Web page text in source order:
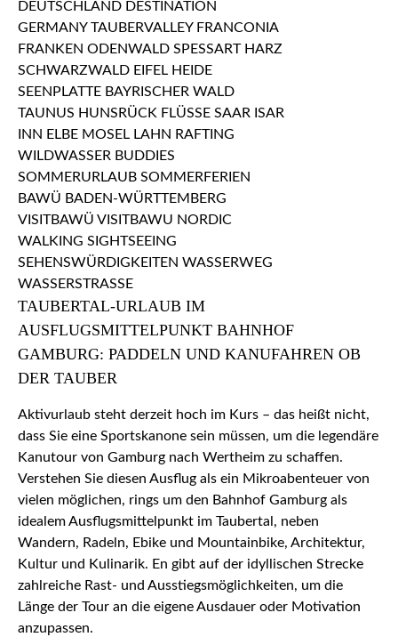
TAUBERTAL-URLAUB IM
AUSFLUGSMITTELPUNKT BAHNHOF
GAMBURG: PADDELN UND KANUFAHREN OB
DER TAUBER
Aktivurlaub steht derzeit hoch im Kurs – das heißt nicht,
dass Sie eine Sportskanone sein müssen, um die legendäre
Kanutour von Gamburg nach Wertheim zu schaffen.
Verstehen Sie diesen Ausflug als ein Mikroabenteuer von
vielen möglichen, rings um den Bahnhof Gamburg als
idealem Ausflugsmittelpunkt im Taubertal, neben
Wandern, Radeln, Ebike und Mountainbike, Architektur,
Kultur und Kulinarik. En gibt auf der idyllischen Strecke
zahlreiche Rast- und Ausstiegsmöglichkeiten, um die
Länge der Tour an die eigene Ausdauer oder Motivation
anzupassen.